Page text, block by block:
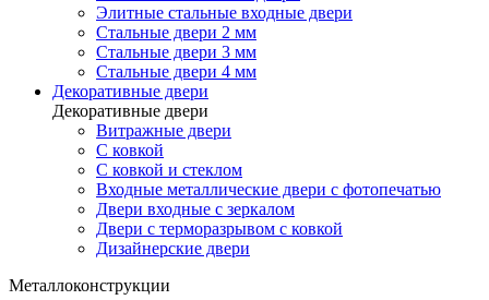
Элитные стальные входные двери
Стальные двери 2 мм
Стальные двери 3 мм
Стальные двери 4 мм
Декоративные двери
Декоративные двери
Витражные двери
С ковкой
С ковкой и стеклом
Входные металлические двери с фотопечатью
Двери входные с зеркалом
Двери с терморазрывом с ковкой
Дизайнерские двери
Металлоконструкции